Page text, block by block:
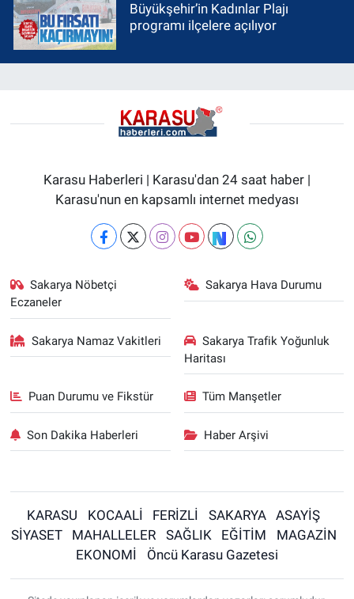
Büyükşehir’in Kadınlar Plajı
programı ilçelere açılıyor
Karasu Haberleri | Karasu'dan 24 saat haber |
Karasu'nun en kapsamlı internet medyası
Sakarya Nöbetçi
Eczaneler
Sakarya Hava Durumu
Sakarya Namaz Vakitleri
Sakarya Trafik Yoğunluk
Haritası
Puan Durumu ve Fikstür Tüm Manşetler
Son Dakika Haberleri Haber Arşivi
KARASU KOCAALİ FERİZLİ SAKARYA
ASAYİŞ
SİYASET
MAHALLELER SAĞLIK EĞİTİM
MAGAZİN
EKONOMİ
Öncü Karasu Gazetesi